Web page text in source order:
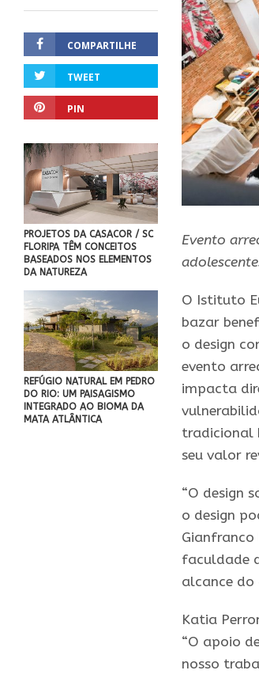
COMPARTILHE
TWEET
PIN
PROJETOS DA CASACOR / SC
FLORIPA TÊM CONCEITOS
BASEADOS NOS ELEMENTOS
DA NATUREZA
REFÚGIO NATURAL EM PEDRO
DO RIO: UM PAISAGISMO
INTEGRADO AO BIOMA DA
MATA ATLÂNTICA
Evento
O Istituto
bazar
o design
evento
impacta
tradicional
seu valor
“O design
o design
Gianfranco
faculdade
alcance do
Katia
“O apoio
nosso